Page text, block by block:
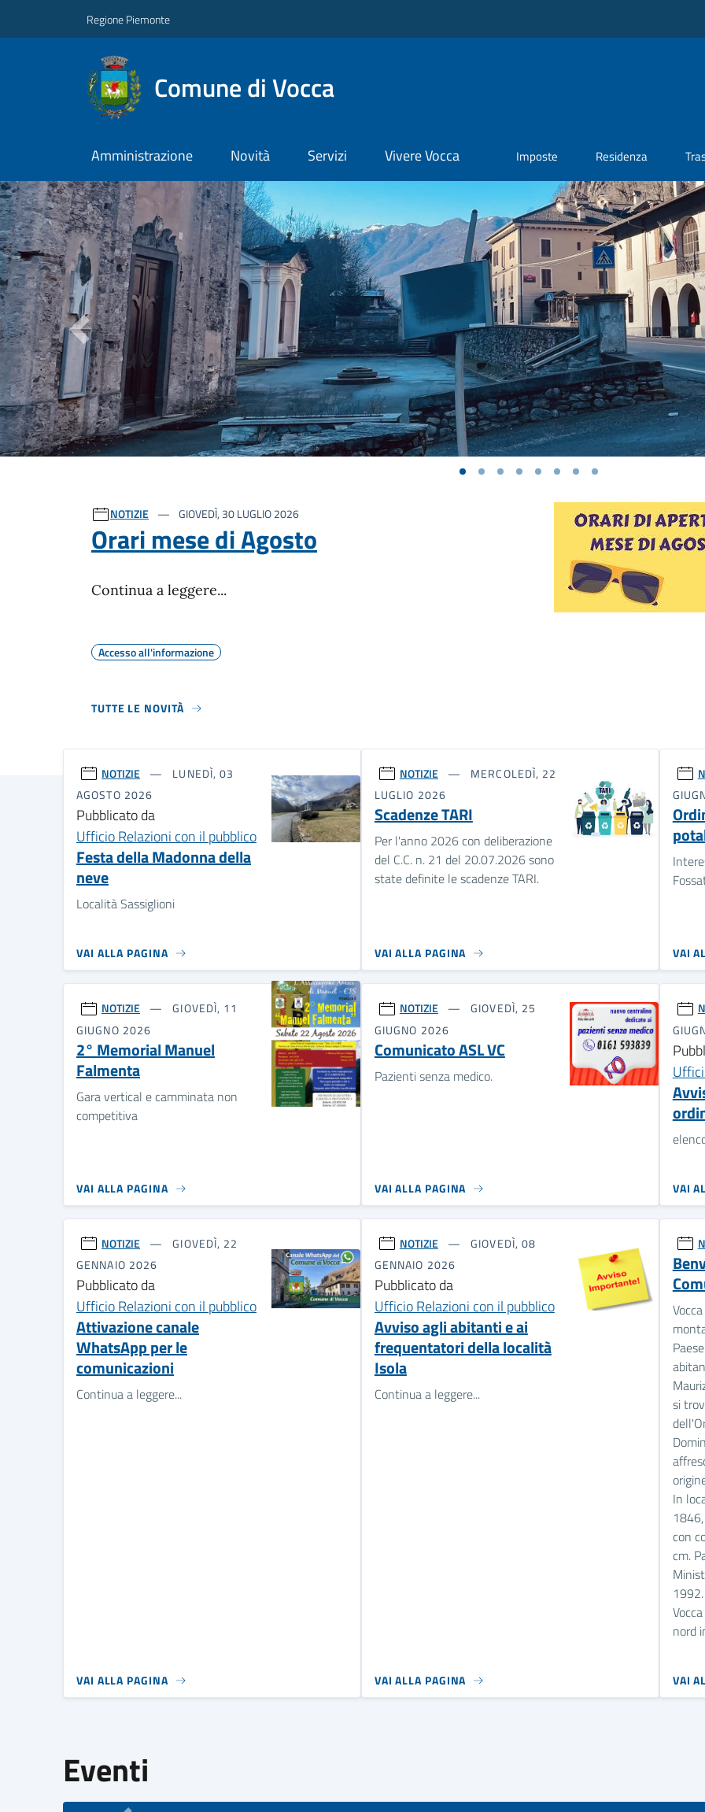
Regione Piemonte
Comune di Vocca
Amministrazione Novità Servizi Vivere Vocca Imposte Residenza
Previous
Orari mese di Agosto
NOTIZIE
LUNEDÌ, 03
AGOSTO 2026
Pubblicato da
Ufficio Relazioni con il pubblico
Festa della Madonna della
neve
Località Sassiglioni
NOTIZIE
MERCOLEDÌ, 22
LUGLIO 2026
Scadenze TARI
Per l'anno 2026 con deliberazione
del C.C. n. 21 del 20.07.2026 sono
state definite le scadenze TARI.
NOTIZIE
GIOVEDÌ, 11
GIUGNO 2026
2° Memorial Manuel
Falmenta
Gara vertical e camminata non
competitiva
NOTIZIE
GIOVEDÌ, 25
GIUGNO 2026
Comunicato ASL VC
Pazienti senza medico.
NOTIZIE
GIOVEDÌ, 22
GENNAIO 2026
Pubblicato da
Ufficio Relazioni con il pubblico
Attivazione canale
WhatsApp per le
comunicazioni
Continua a leggere...
NOTIZIE
GIOVEDÌ, 08
GENNAIO 2026
Pubblicato da
Ufficio Relazioni con il pubblico
Avviso agli abitanti e ai
frequentatori della località
Isola
Continua a leggere...
si
In
con
cm.
1992.
nord
Eventi
Agosto 2026